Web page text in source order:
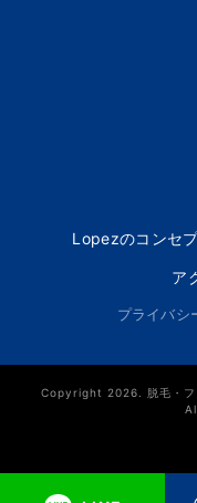
Lopezのコンセ
ア
プライバシ
Copyright 2026. 脱毛・フ